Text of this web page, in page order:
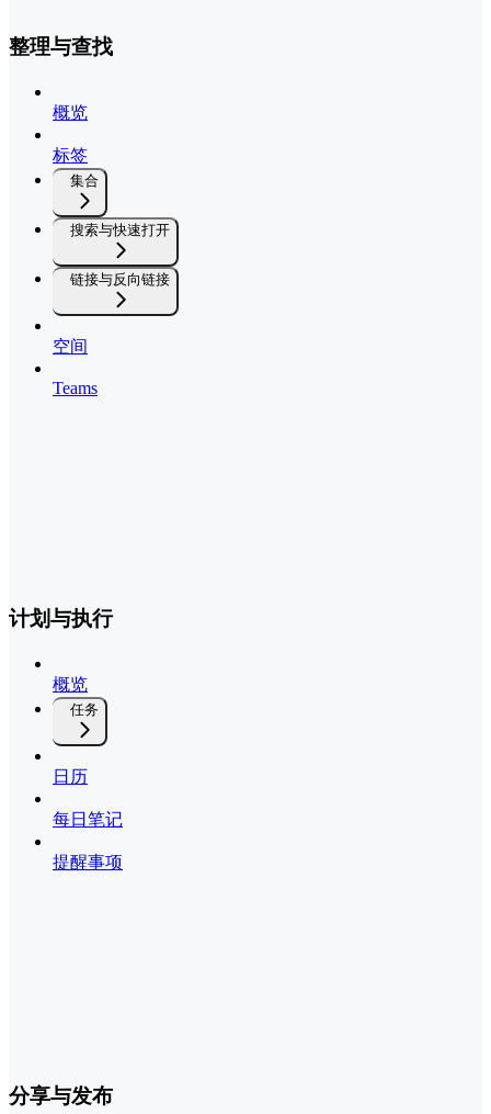
整理与查找
概览
标签
集合
搜索与快速打开
链接与反向链接
空间
Teams
计划与执行
概览
任务
日历
每日笔记
提醒事项
分享与发布